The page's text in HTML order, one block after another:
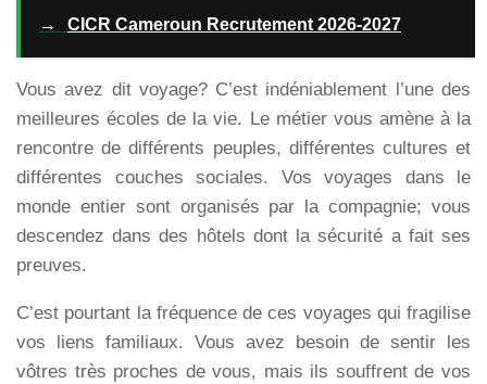
→ CICR Cameroun Recrutement 2026-2027
Vous avez dit voyage? C’est indéniablement l’une des
meilleures écoles de la vie. Le métier vous amène à la
rencontre de différents peuples, différentes cultures et
différentes couches sociales. Vos voyages dans le
monde entier sont organisés par la compagnie; vous
descendez dans des hôtels dont la sécurité a fait ses
preuves.
C’est pourtant la fréquence de ces voyages qui fragilise
vos liens familiaux. Vous avez besoin de sentir les
vôtres très proches de vous, mais ils souffrent de vos